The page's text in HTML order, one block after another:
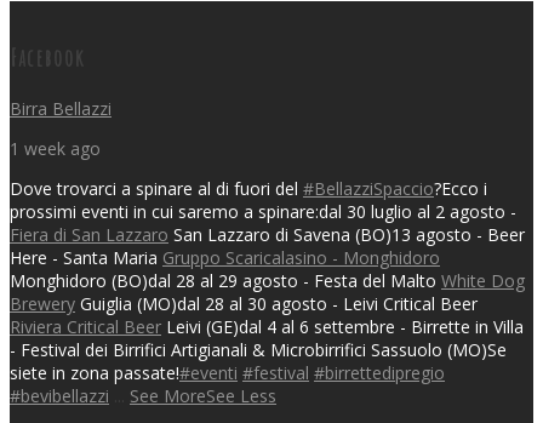
Facebook
Birra Bellazzi
1 week ago
Dove trovarci a spinare al di fuori del #BellazziSpaccio?Ecco i
prossimi eventi in cui saremo a spinare:dal 30 luglio al 2 agosto -
Fiera di San Lazzaro San Lazzaro di Savena (BO)13 agosto - Beer
Here - Santa Maria Gruppo Scaricalasino - Monghidoro
Monghidoro (BO)dal 28 al 29 agosto - Festa del Malto White Dog
Brewery Guiglia (MO)dal 28 al 30 agosto - Leivi Critical Beer
Riviera Critical Beer Leivi (GE)dal 4 al 6 settembre - Birrette in Villa
- Festival dei Birrifici Artigianali & Microbirrifici Sassuolo (MO)Se
siete in zona passate!#eventi #festival #birrettedipregio
#bevibellazzi
See MoreSee Less